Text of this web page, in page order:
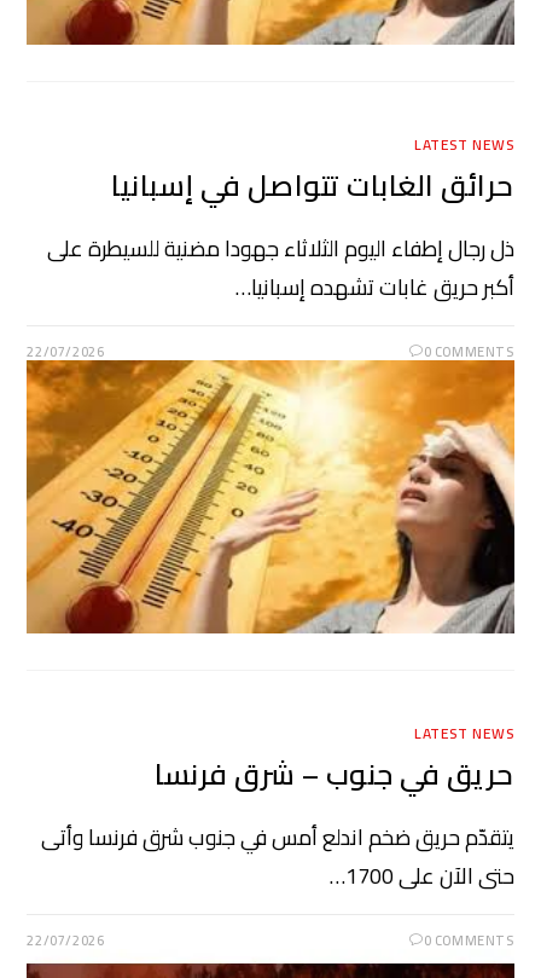
LATEST NEWS
حرائق الغابات تتواصل في إسبانيا
ذل رجال إطفاء اليوم الثلاثاء جهودا مضنية للسيطرة على
أكبر حريق ​غابات تشهده إسبانيا…
0 COMMENTS
22/07/2026
LATEST NEWS
حريق في جنوب – شرق فرنسا
يتقدّم حريق ضخم اندلع أمس في جنوب شرق فرنسا وأتى
حتى الآن على 1700…
0 COMMENTS
22/07/2026